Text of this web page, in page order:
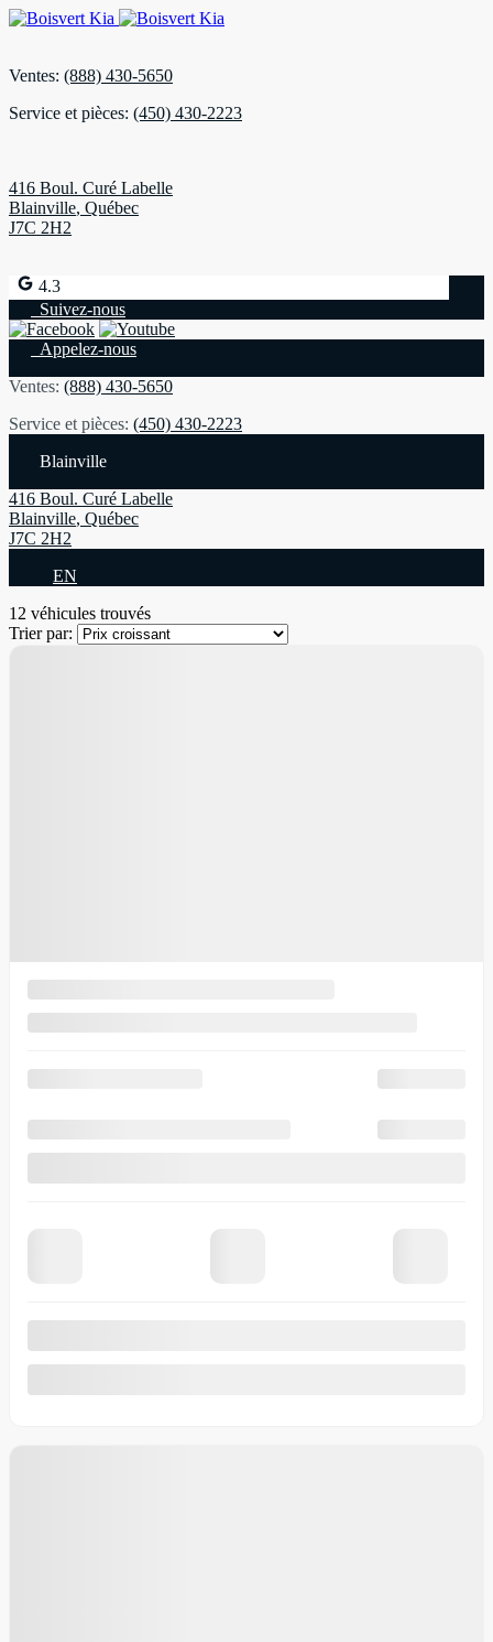
Ventes: (888) 430-5650
Service et pièces: (450) 430-2223
416 Boul. Curé Labelle
Blainville, Québec
J7C 2H2
4.3
Suivez-nous
Appelez-nous
Ventes: (888) 430-5650
Service et pièces: (450) 430-2223
Blainville
416 Boul. Curé Labelle
Blainville, Québec
J7C 2H2
EN
12 véhicules trouvés
Trier par: